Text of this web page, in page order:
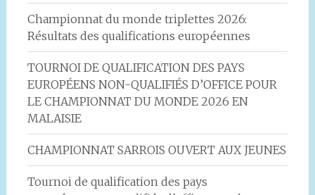
Championnat du monde triplettes 2026:
Résultats des qualifications européennes
TOURNOI DE QUALIFICATION DES PAYS
EUROPÉENS NON-QUALIFIÉS D’OFFICE POUR
LE CHAMPIONNAT DU MONDE 2026 EN
MALAISIE
CHAMPIONNAT SARROIS OUVERT AUX JEUNES
Tournoi de qualification des pays